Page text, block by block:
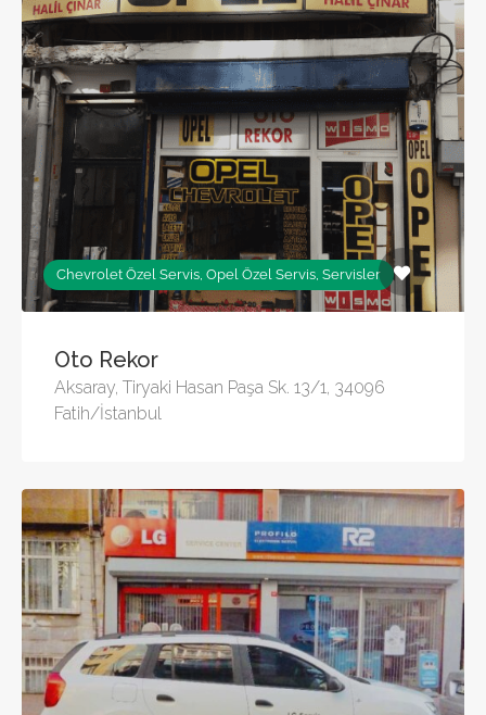
Chevrolet Özel Servis, Opel Özel Servis, Servisler
Oto Rekor
Aksaray, Tiryaki Hasan Paşa Sk. 13/1, 34096
Fatih/İstanbul